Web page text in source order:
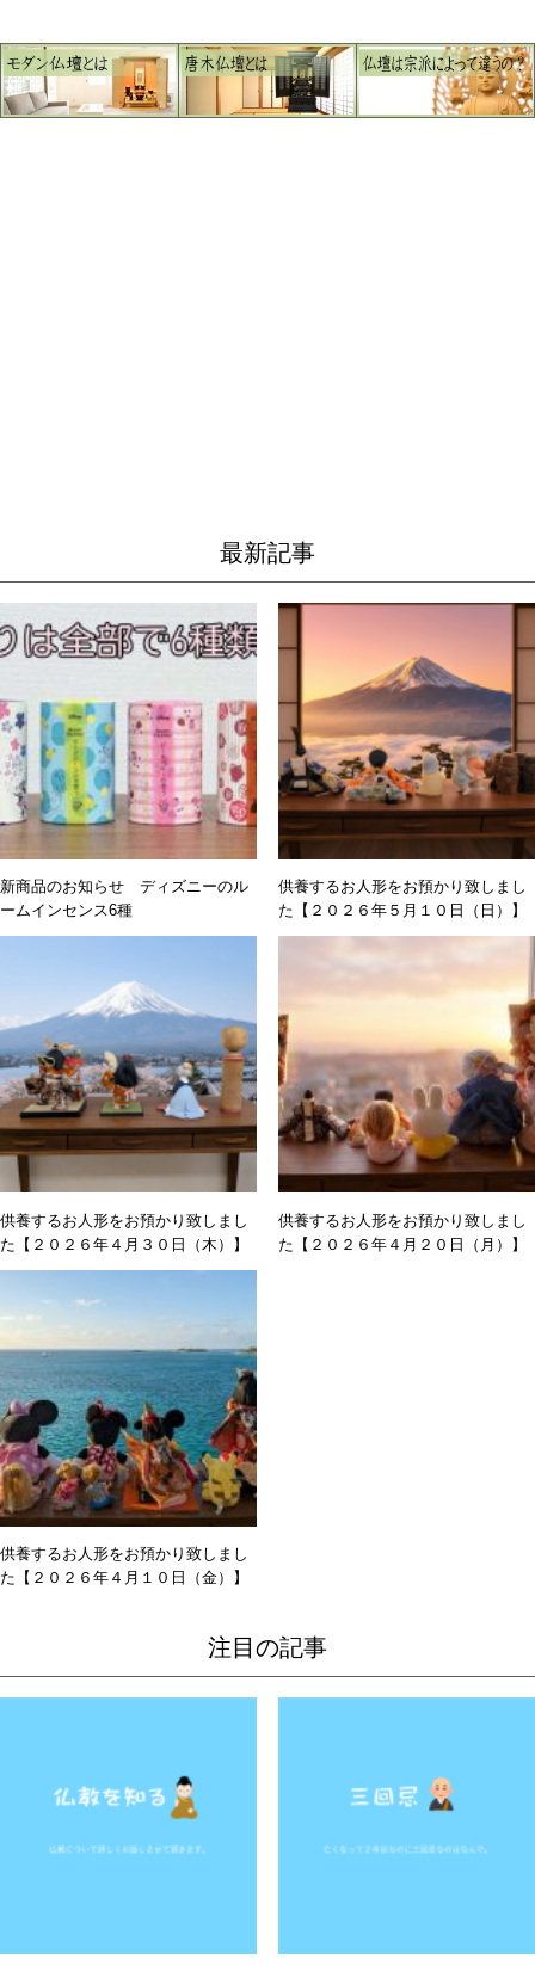
最新記事
新商品のお知らせ ディズニーのル
ームインセンス6種
供養するお人形をお預かり致しまし
た【２０２６年５月１０日（日）】
供養するお人形をお預かり致しまし
た【２０２６年４月３０日（木）】
供養するお人形をお預かり致しまし
た【２０２６年４月２０日（月）】
供養するお人形をお預かり致しまし
た【２０２６年４月１０日（金）】
注目の記事